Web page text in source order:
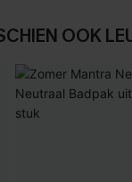
OOK